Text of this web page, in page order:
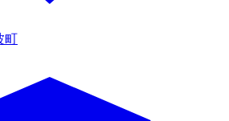
町